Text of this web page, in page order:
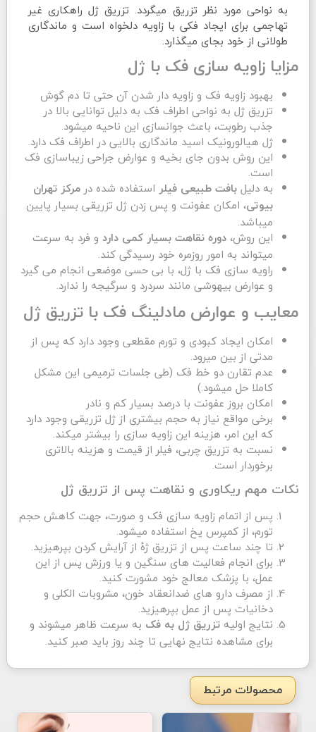
به نواحی مورد نظر تزریق میگردد. تزریق ژلراهکاری غیر
تهاجمی برای ایجاد فکی با زاویه دلخواه است و ماندگاری
طولانی از خود بجای میگذارد.
مزایا زاویه سازی فک با ژل
بهبود زاویه فک و زاویه دار شدن آن حتی تا دم گوش
تزریق ژل به نواحی اطراف فک به دلیل توانایی بالا در
جذب رطوبت، باعث جوانسازی این ناحیه میشود.
ژل هیالورونیک اسید ماندگاری بالایی در اطراف فک دارد.
این روش بدون جای بخیه و عوارض جراحی زیباسازی فک
است.
به دلیل بافت طبیعی فیلر استفاده شده در مرکز تهران
بیوتی، امکان عفونت و پس زدن ژل تزریقی بسیار پایین
میباشد.
این روش، دوره نقاهت بسیار کمی دارد و فرد به سرعت
میتواند به امور روزمره خود رسیدگی کند.
راویه سازی فک با ژل، با بی حسی موضعی انجام می گیرد
و عوارض بیهوشی مانند سردرد و سرگیجه را ندارد.
معایب و عوارض مادلینگ فک با تزریق ژل
امکان ایجاد کبودی و تورم مقطعی وجود دارد که پس از
مدتی از بین میرود.
عدم تقارن دو خط فک (طی جلسات ترمیمی این مشکل
کاملا حل میشود.)
امکان بروز عفونت با درصد بسیار کم و نادر
برخی مواقع نیاز به حجم بیشتری از ژل تزریقی وجود دارد
که این امر، هزینه این زاویه سازی را بیشتر میکند.
نسبت به تزریق چربی، فیلر از قیمت و هزینه بالاتری
برخوردار است.
نکات مهم ریکاوری و نقاهت پس از تزریق ژل
پس از اتمام زاویه سازی فک و صورت، جهت کاهش حجم
تورم، از کمپرس یخ استفاده میشود.
تا چند ساعت پس از تزریق ژۀ از آرایش کردن بپرهیزید.
برای انجام فعالیت های سنگین و یا ورزش پس از این
عمل، با پزشک معالج خود مشورت کنید.
از مصرف دارو های ضدانعقاد خون، مشروبات الکلی و
دخانیات پس از عمل بپرهیزید.
نتایج اولیه تزریق ژل به فک به سرعت ظاهر میشوند و
برای مشاهده نتایج نهایی تا چند روز باید صبر کنید.
محصولات مرتبط